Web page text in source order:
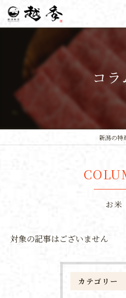
コラ
新潟の特
お米
対象の記事はございません
カテゴリー